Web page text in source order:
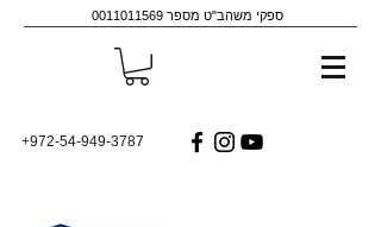
0011011569 ספקי משהב"ט מספר
+972-54-949-3787